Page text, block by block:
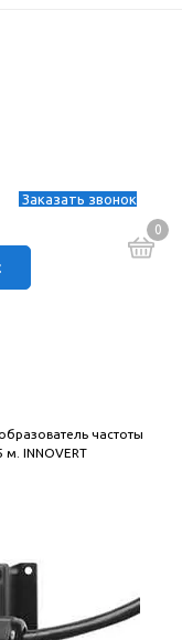
Заказать звонок
0
частоты
м. INNOVERT